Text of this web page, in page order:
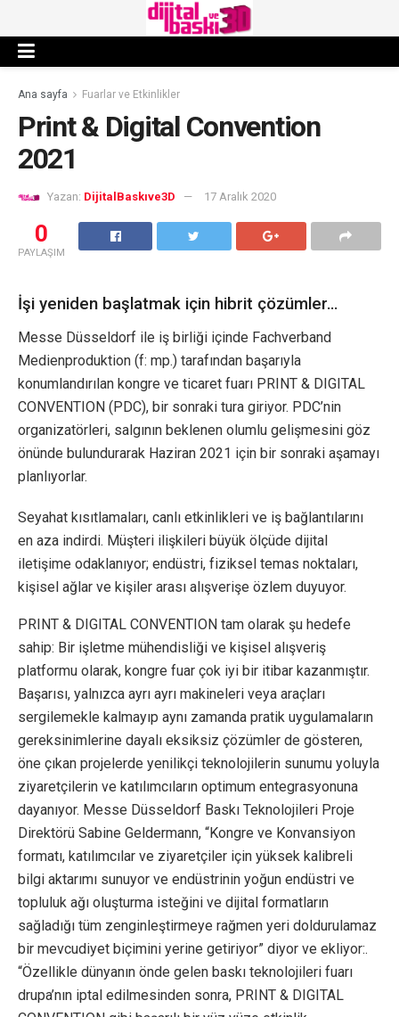
Ana sayfa Fuarlar ve Etkinlikler
Print & Digital Convention
2021
Yazan: DijitalBaskıve3D 17 Aralık 2020
0
PAYLAŞIM
İşi yeniden başlatmak için hibrit çözümler…
Messe Düsseldorf ile iş birliği içinde Fachverband
Medienproduktion (f: mp.) tarafından başarıyla
konumlandırılan kongre ve ticaret fuarı PRINT & DIGITAL
CONVENTION (PDC), bir sonraki tura giriyor. PDC’nin
organizatörleri, salgının beklenen olumlu gelişmesini göz
önünde bulundurarak Haziran 2021 için bir sonraki aşamayı
planlıyorlar.
Seyahat kısıtlamaları, canlı etkinlikleri ve iş bağlantılarını
en aza indirdi. Müşteri ilişkileri büyük ölçüde dijital
iletişime odaklanıyor; endüstri, fiziksel temas noktaları,
kişisel ağlar ve kişiler arası alışverişe özlem duyuyor.
PRINT & DIGITAL CONVENTION tam olarak şu hedefe
sahip: Bir işletme mühendisliği ve kişisel alışveriş
platformu olarak, kongre fuar çok iyi bir itibar kazanmıştır.
Başarısı, yalnızca ayrı ayrı makineleri veya araçları
sergilemekle kalmayıp aynı zamanda pratik uygulamaların
gereksinimlerine dayalı eksiksiz çözümler de gösteren,
öne çıkan projelerde yenilikçi teknolojilerin sunumu yoluyla
ziyaretçilerin ve katılımcıların optimum entegrasyonuna
dayanıyor. Messe Düsseldorf Baskı Teknolojileri Proje
Direktörü Sabine Geldermann, “Kongre ve Konvansiyon
formatı, katılımcılar ve ziyaretçiler için yüksek kalibreli
bilgi aktarımı sunuyor ve endüstrinin yoğun endüstri ve
topluluk ağı oluşturma isteğini ve dijital formatların
sağladığı tüm zenginleştirmeye rağmen yeri doldurulamaz
bir mevcudiyet biçimini yerine getiriyor” diyor ve ekliyor:.
“Özellikle dünyanın önde gelen baskı teknolojileri fuarı
drupa’nın iptal edilmesinden sonra, PRINT & DIGITAL